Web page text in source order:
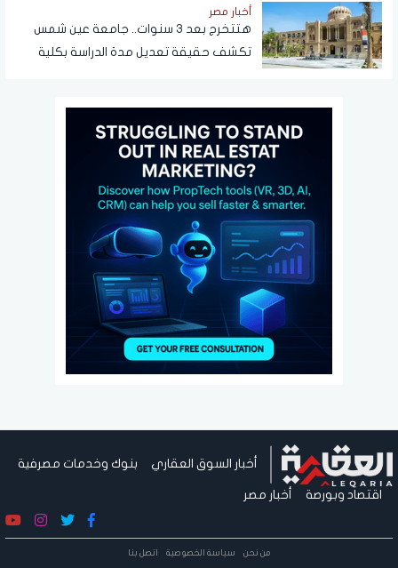
أخبار مصر
هتتخرج بعد 3 سنوات.. جامعة عين شمس
تكشف حقيقة تعديل مدة الدراسة بكلية
أخبار السوق العقاري بنوك وخدمات مصرفية
اقتصاد وبورصة أخبار مصر
من نحن سياسة الخصوصية اتصل بنا